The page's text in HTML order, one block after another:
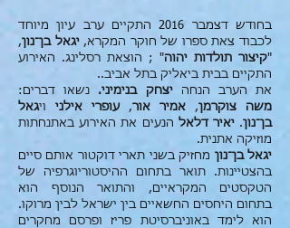
בחודש דצמבר 2016 התקיים ערב עיון מיוחד
לכבוד צאת ספרו של חוקר המקרא,יגאל בן־נון,
"קיצור תולדות יהוה" ; הוצאת רסלינג. האירוע
התקיים בבית ביאליק בתל אביב..
את הערב הנחהיצחק בנימיני. נשאו דברים:
משה צוקרמן, אמיר אור,עופרי אילני ויגאל
בן־נון.יאיר דלאל הנעים את האירוע באתנחתות
מוזיקה אתנית.
יגאל בן־נון מחזיק בשני תארי דוקטור אותם סיים
בהצטיינות. תואר בתחום ההיסטוריוגרפיה של
הטקסטים המקראיים, והתואר הנוסף הוא
בתחום היחסים החשאיים בין ישראל לבין מרוקו.
הוא לימד באוניברסיטת פריז ופרסם מחקרים